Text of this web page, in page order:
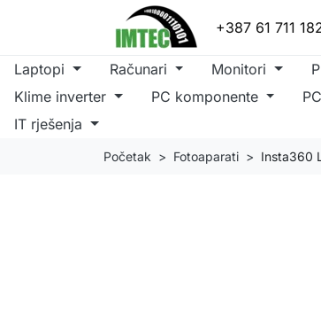
+387 61 711
Laptopi Računari Monitori
Klime inverter
PC komponente
IT rješenja
Početak Fotoaparati Insta360